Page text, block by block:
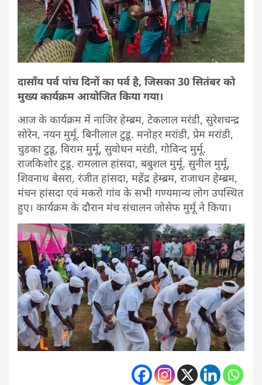
दासॉंय पर्व पांच दिनों का पर्व है, जिसका 30 सितंबर को
मुख्य कार्यक्रम आयोजित किया गया।
आज के कार्यक्रम में नाजिर हेम्ब्रम, टेकलाल मरंडी, सुरेशचन्द्र
सोरेन, नयन मुर्मू. बिनीलाल टुडू. मनोहर मरांडी, प्रेम मरांडी,
चुडका टुडू, विराम मुर्मू, सुवोधन मरंडी, गोविन्द मुर्मू.
राजकिशोर टुडू. रामलाल हांसदा, बबुशल मुर्मू. सुनील मुर्मू,
शिवनाथ बेसरा, रंजीत हांसदा, महेंद्र हेम्ब्रम, राजाधन हेम्ब्रम,
मंचन हांसदा एवं मकरो गांव के सभी गण्यमान्य लोग उपस्थित
हुए। कार्यक्रम के दौरान मंच संचालन जोसेफ मुर्मू ने किया।